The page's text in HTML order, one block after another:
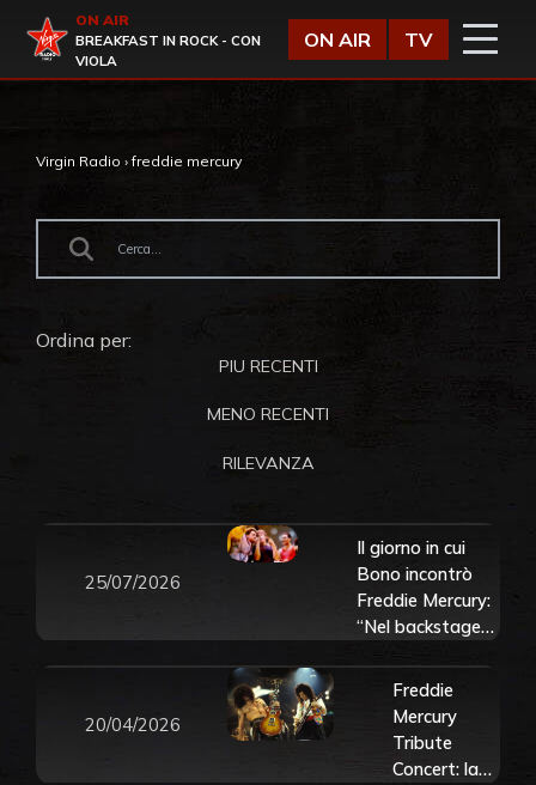
Virgin Radio
ON AIR
BREAKFAST IN ROCK - CON
VIOLA
ON AIR TV
Virgin Radio ›freddie mercury
Ordina per:
PIU RECENTI
MENO RECENTI
RILEVANZA
25/07/2026
Il giorno in cui
Bono incontrò
Freddie Mercury:
“Nel backstage
mise a flirtare
con me
scherzosamente”
20/04/2026
Freddie
Mercury
Tribute
Concert: la